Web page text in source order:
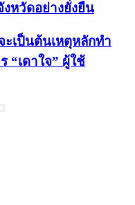
หวัดอย่างยั่งยืน
ะเป็นต้นเหตุหลักทำ
“เดาใจ” ผู้ใช้